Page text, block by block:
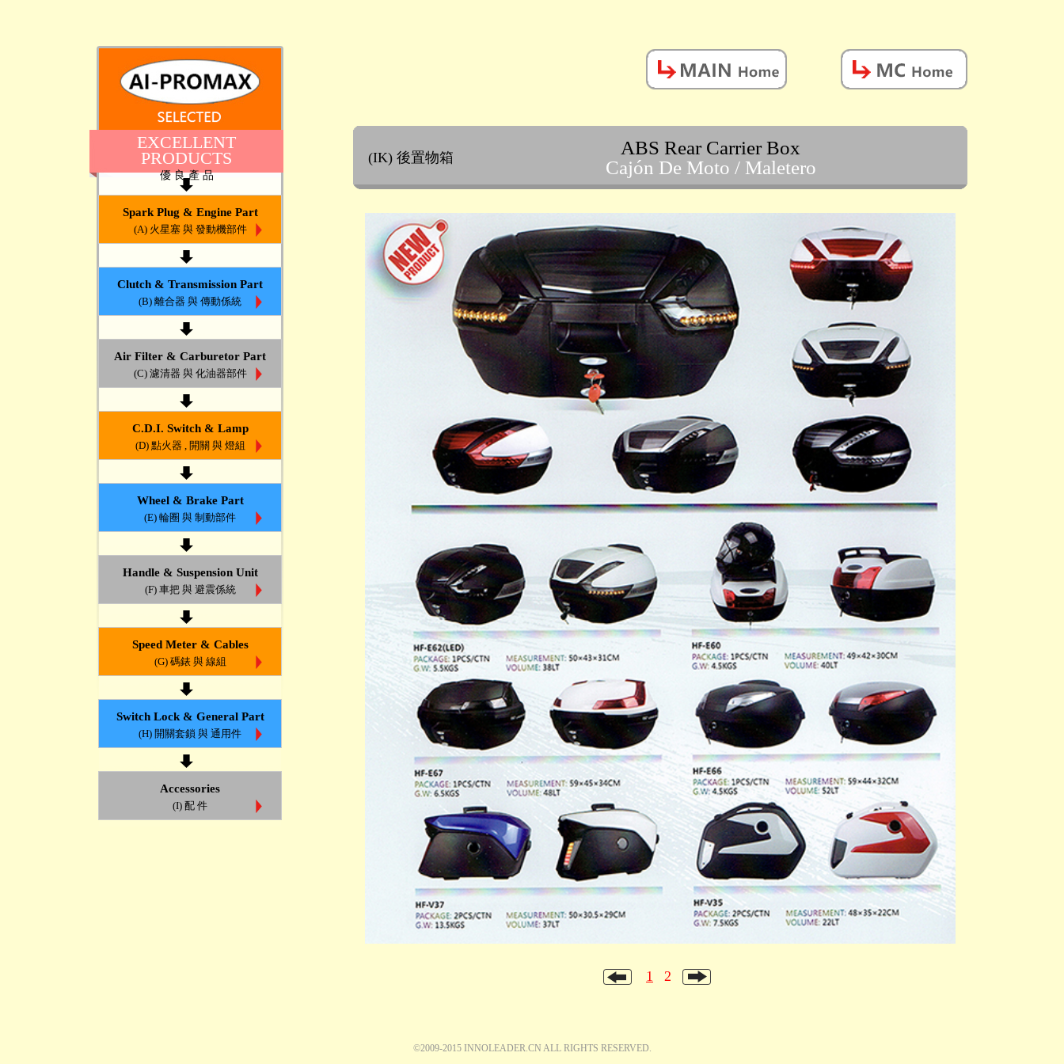
EXCELLENT
PRODUCTS
優 良 產 品
Spark Plug & Engine Part
(A) 火星塞 與 發動機部件
Clutch & Transmission Part
(B) 離合器 與 傳動係統
Air Filter & Carburetor Part
(C) 濾清器 與 化油器部件
C.D.I. Switch & Lamp
(D) 點火器 , 開關 與 燈組
Wheel & Brake Part
(E) 輪圈 與 制動部件
Handle & Suspension Unit
(F) 車把 與 避震係統
Speed Meter & Cables
(G) 碼錶 與 線組
Switch Lock & General Part
(H) 開關套鎖 與 通用件
Accessories
(I) 配 件
(IK) 後置物箱
ABS Rear Carrier Box
Cajón De Moto / Maletero
1 2
©2009-2015 INNOLEADER.CN ALL RIGHTS RESERVED.